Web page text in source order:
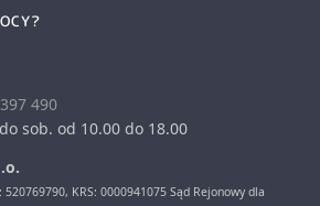
490
sob. od 10.00 do 18.00
520769790, KRS: 0000941075 Sąd Rejonowy dla